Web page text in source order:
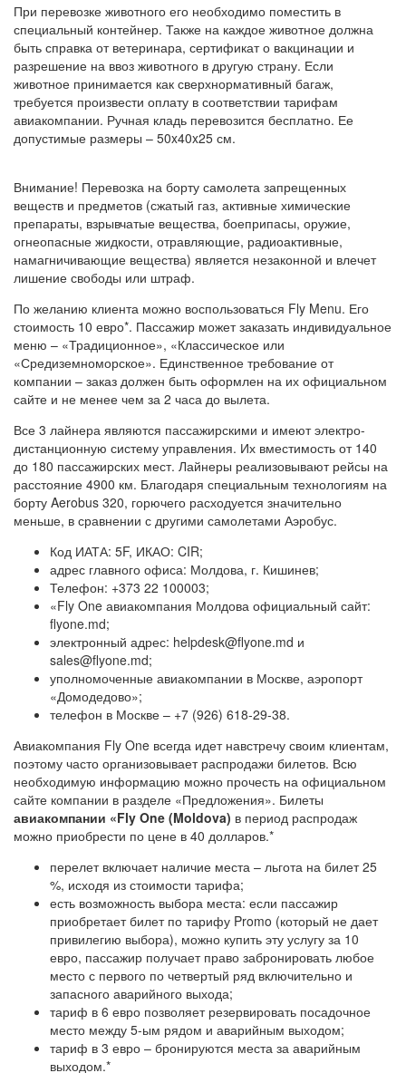
При перевозке животного его необходимо поместить в
специальный контейнер. Также на каждое животное должна
быть справка от ветеринара, сертификат о вакцинации и
разрешение на ввоз животного в другую страну. Если
животное принимается как сверхнормативный багаж,
требуется произвести оплату в соответствии тарифам
авиакомпании. Ручная кладь перевозится бесплатно. Ее
допустимые размеры – 50x40x25 см.
Внимание! Перевозка на борту самолета запрещенных
веществ и предметов (сжатый газ, активные химические
препараты, взрывчатые вещества, боеприпасы, оружие,
огнеопасные жидкости, отравляющие, радиоактивные,
намагничивающие вещества) является незаконной и влечет
лишение свободы или штраф.
По желанию клиента можно воспользоваться Fly Menu. Его
стоимость 10 евро*. Пассажир может заказать индивидуальное
меню – «Традиционное», «Классическое или
«Средиземноморское». Единственное требование от
компании – заказ должен быть оформлен на их официальном
сайте и не менее чем за 2 часа до вылета.
Все 3 лайнера являются пассажирскими и имеют электро-
дистанционную систему управления. Их вместимость от 140
до 180 пассажирских мест. Лайнеры реализовывают рейсы на
расстояние 4900 км. Благодаря специальным технологиям на
борту Aerobus 320, горючего расходуется значительно
меньше, в сравнении с другими самолетами Аэробус.
Код ИАТА: 5F, ИКАО: CIR;
адрес главного офиса: Молдова, г. Кишинев;
Телефон: +373 22 100003;
«Fly One авиакомпания Молдова официальный сайт:
flyone.md;
электронный адрес: helpdesk@flyone.md и
sales@flyone.md;
уполномоченные авиакомпании в Москве, аэропорт
«Домодедово»;
телефон в Москве – +7 (926) 618-29-38.
Авиакомпания Fly One всегда идет навстречу своим клиентам,
поэтому часто организовывает распродажи билетов. Всю
необходимую информацию можно прочесть на официальном
сайте компании в разделе «Предложения». Билеты
авиакомпании «Fly One (Moldova) в период распродаж
можно приобрести по цене в 40 долларов.*
перелет включает наличие места – льгота на билет 25
%, исходя из стоимости тарифа;
есть возможность выбора места: если пассажир
приобретает билет по тарифу Promo (который не дает
привилегию выбора), можно купить эту услугу за 10
евро, пассажир получает право забронировать любое
место с первого по четвертый ряд включительно и
запасного аварийного выхода;
тариф в 6 евро позволяет резервировать посадочное
место между 5-ым рядом и аварийным выходом;
тариф в 3 евро – бронируются места за аварийным
выходом.*